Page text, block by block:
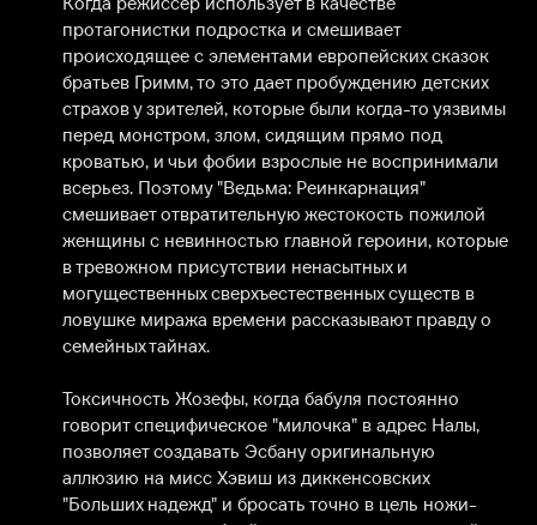
протагонистки подростка и смешивает
происходящее с элементами европейских сказок
братьев Гримм, то это дает пробуждению детских
страхов у зрителей, которые были когда-то уязвимы
перед монстром, злом, сидящим прямо под
кроватью, и чьи фобии взрослые не воспринимали
всерьез. Поэтому "Ведьма: Реинкарнация"
смешивает отвратительную жестокость пожилой
женщины с невинностью главной героини, которые
в тревожном присутствии ненасытных и
могущественных сверхъестественных существ в
ловушке миража времени рассказывают правду о
семейных тайнах.
Токсичность Жозефы, когда бабуля постоянно
говорит специфическое "милочка" в адрес Налы,
позволяет создавать Эсбану оригинальную
аллюзию на мисс Хэвиш из диккенсовских
"Больших надежд" и бросать точно в цель ножи-